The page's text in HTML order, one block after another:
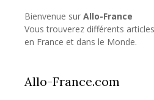
Bienvenue sur Allo-France
Vous trouverez différents
en France et dans le Monde.
Allo-France.com